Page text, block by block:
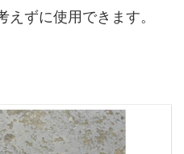
ずに使用できます。